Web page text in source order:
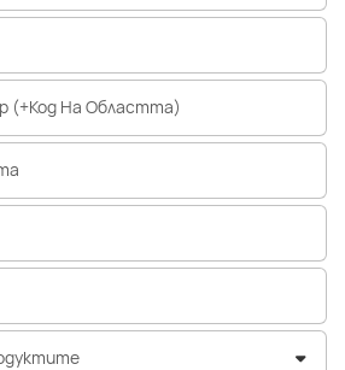
(+Код На Областта)